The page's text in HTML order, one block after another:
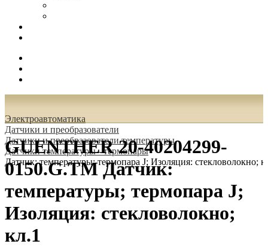
Электроавтоматика
Датчики и преобразователи
Датчики и преобразователи температуры
Датчики температуры - термопары
Датчик: температуры; термопара J; Изоляция: стекловолокно;
GUENTHER 20-40204299-
0150.G.TM Датчик:
температуры; термопара J;
Изоляция: стекловолокно;
кл.1